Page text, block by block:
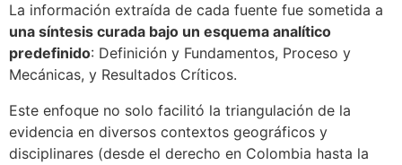
La información extraída de cada fuente fue sometida a
una síntesis curada bajo un esquema analítico
predefinido: Definición y Fundamentos, Proceso y
Mecánicas, y Resultados Críticos.
Este enfoque no solo facilitó la triangulación de la
evidencia en diversos contextos geográficos y
disciplinares (desde el derecho en Colombia hasta la